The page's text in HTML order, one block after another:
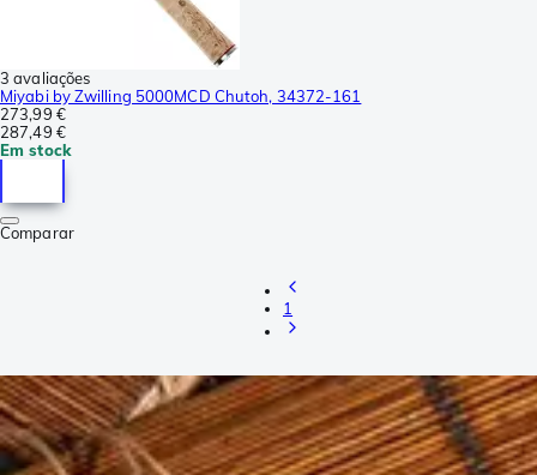
3 avaliações
Miyabi by Zwilling 5000MCD Chutoh, 34372-161
273,99 €
287,49 €
Em stock
Comparar
1